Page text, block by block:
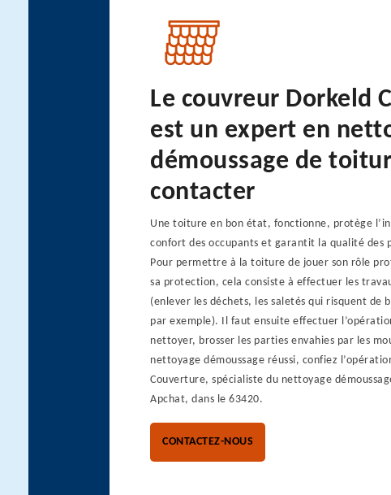
Le couvreur Dorkeld
est un expert en
démoussage de
contacter
Une toiture en bon état, fonctionne, protège
confort des occupants et garantit la qualité des
Pour permettre à la toiture de jouer son rôle
sa protection, cela consiste à effectuer les
(enlever les déchets, les saletés qui risquent de
par exemple). Il faut ensuite effectuer
nettoyer, brosser les parties envahies par les
nettoyage démoussage réussi, confiez
Couverture, spécialiste du nettoyage
Apchat, dans le 63420.
CONTACTEZ-NOUS